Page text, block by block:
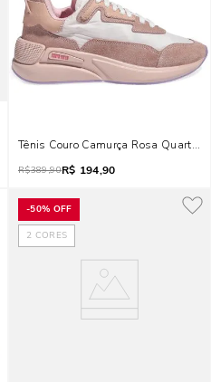
Tênis Couro Camurça Rosa Quartzo
R$389,90R$ 194,90
-50% OFF
2 CORES